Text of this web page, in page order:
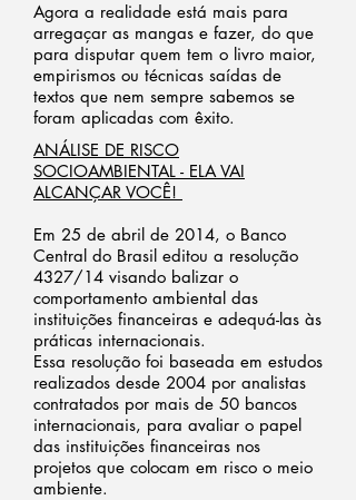
Agora a realidade está mais para
arregaçar as mangas e fazer, do que
para disputar quem tem o livro maior,
empirismos ou técnicas saídas de
textos que nem sempre sabemos se
foram aplicadas com êxito.
ANÁLISE DE RISCO
SOCIOAMBIENTAL - ELA VAI
ALCANÇAR VOCÊ!
Em 25 de abril de 2014, o Banco
Central do Brasil editou a resolução
4327/14 visando balizar o
comportamento ambiental das
instituições financeiras e adequá-las às
práticas internacionais.
Essa resolução foi baseada em estudos
realizados desde 2004 por analistas
contratados por mais de 50 bancos
internacionais, para avaliar o papel
das instituições financeiras nos
projetos que colocam em risco o meio
ambiente.